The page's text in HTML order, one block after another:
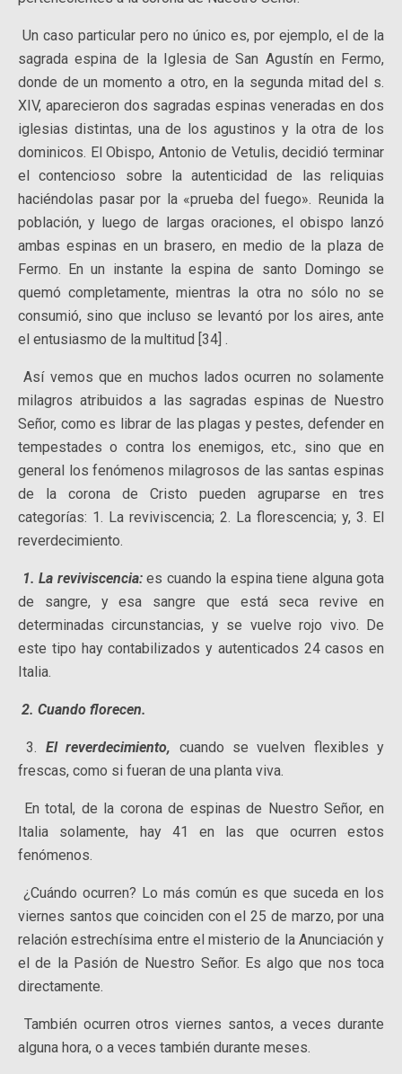
Un caso particular pero no único es, por ejemplo, el de la
sagrada espina de la Iglesia de San Agustín en Fermo,
donde de un momento a otro, en la segunda mitad del s.
XIV, aparecieron dos sagradas espinas veneradas en dos
iglesias distintas, una de los agustinos y la otra de los
dominicos. El Obispo, Antonio de Vetulis, decidió terminar
el contencioso sobre la autenticidad de las reliquias
haciéndolas pasar por la «prueba del fuego». Reunida la
población, y luego de largas oraciones, el obispo lanzó
ambas espinas en un brasero, en medio de la plaza de
Fermo. En un instante la espina de santo Domingo se
quemó completamente, mientras la otra no sólo no se
consumió, sino que incluso se levantó por los aires, ante
el entusiasmo de la multitud [34] .
Así vemos que en muchos lados ocurren no solamente
milagros atribuidos a las sagradas espinas de Nuestro
Señor, como es librar de las plagas y pestes, defender en
tempestades o contra los enemigos, etc., sino que en
general los fenómenos milagrosos de las santas espinas
de la corona de Cristo pueden agruparse en tres
categorías: 1. La reviviscencia; 2. La florescencia; y, 3. El
reverdecimiento.
1. La reviviscencia:es cuando la espina tiene alguna gota
de sangre, y esa sangre que está seca revive en
determinadas circunstancias, y se vuelve rojo vivo. De
este tipo hay contabilizados y autenticados 24 casos en
Italia.
2. Cuando florecen.
3. El reverdecimiento, cuando se vuelven flexibles y
frescas, como si fueran de una planta viva.
En total, de la corona de espinas de Nuestro Señor, en
Italia solamente, hay 41 en las que ocurren estos
fenómenos.
¿Cuándo ocurren? Lo más común es que suceda en los
viernes santos que coinciden con el 25 de marzo, por una
relación estrechísima entre el misterio de la Anunciación y
el de la Pasión de Nuestro Señor. Es algo que nos toca
directamente.
También ocurren otros viernes santos, a veces durante
alguna hora, o a veces también durante meses.